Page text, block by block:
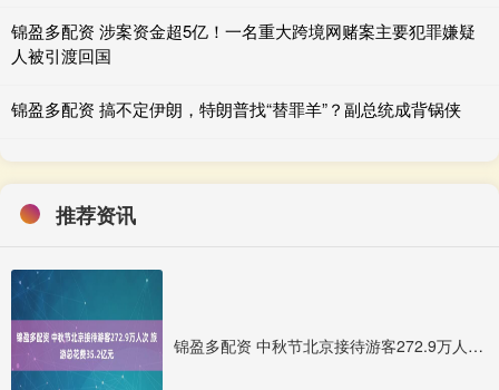
锦盈多配资 涉案资金超5亿！一名重大跨境网赌案主要犯罪嫌疑
人被引渡回国
锦盈多配资 搞不定伊朗，特朗普找“替罪羊”？副总统成背锅侠
推荐资讯
锦盈多配资 中秋节北京接待游客272.9万人次 旅游总花费35.2亿元